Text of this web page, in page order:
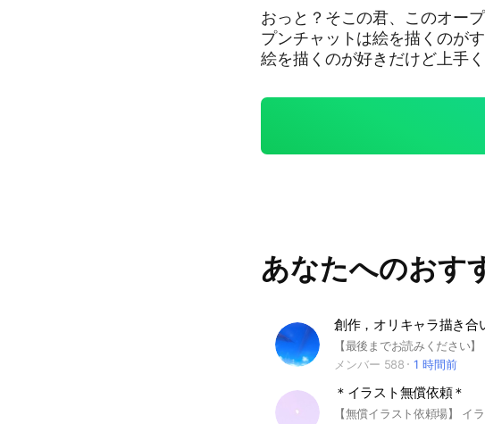
おっと？そこの君、このオー
プンチャットは絵を描くのが
絵を描くのが好きだけど上手
・絵を描くのがすきな人や雑談がした
あなたへのおす
メンバー 588
1 時間前
＊イラスト無償依頼＊